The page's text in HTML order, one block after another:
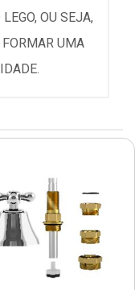
OU SEJA,
UMA